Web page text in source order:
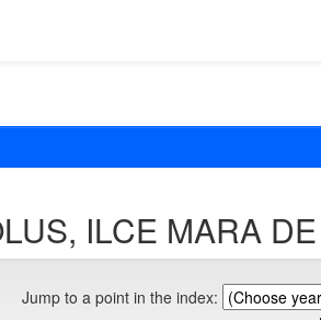
ILCE MARA
Jump to a point in the index: